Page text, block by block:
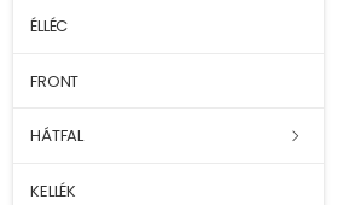
ÉLLÉC
FRONT
HÁTFAL
KELLÉK